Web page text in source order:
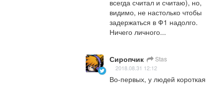
всегда считал и считаю), но,
видимо, не настолько чтобы
задержаться в Ф1 надолго.
Ничего личного...
Сиропчик Stas
2018.08.31 12:12
Во-первых, у людей короткая